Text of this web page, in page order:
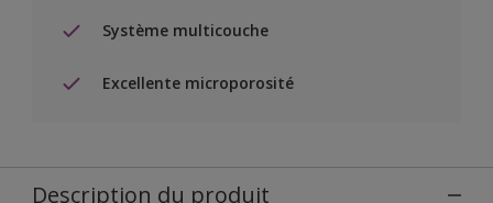
Système multicouche
Excellente microporosité
Description du produit